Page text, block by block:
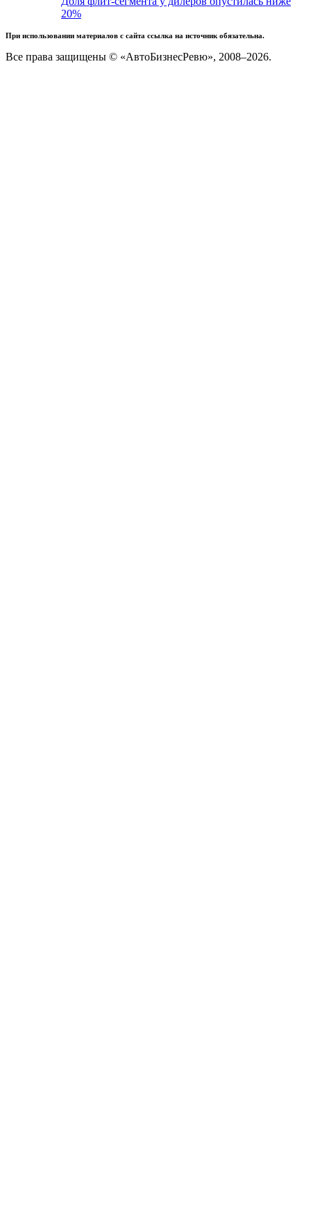
20%
При использовании материалов с сайта ссылка на источник обязательна.
Все права защищены © «АвтоБизнесРевю», 2008–2026.